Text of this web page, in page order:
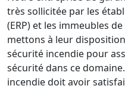
très sollicitée par les
(ERP) et les immeubles
mettons à leur
sécurité incendie pour
sécurité dans ce
incendie doit avoir